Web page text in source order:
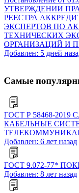
УТВЕРЖДЕНИИ
РЕЕСТРА
ЭКСПЕРТОВ ПО
ТЕХНИЧЕСКИХ
ОРГАНИЗАЦИЙ И
Добавлен: 5 дней
Самые
ГОСТ Р 58468-
КАБЕЛЬНЫЕ
Добавлен: 6 лет назад
ГОСТ 9.072-77*
Добавлен: 8 лет назад